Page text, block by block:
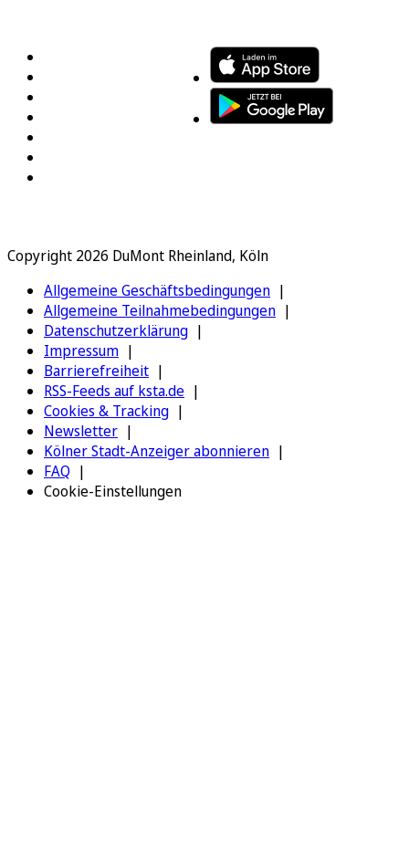
Copyright 2026 DuMont Rheinland, Köln
Allgemeine Geschäftsbedingungen
Allgemeine Teilnahmebedingungen
Datenschutzerklärung
Impressum
Barrierefreiheit
RSS-Feeds auf ksta.de
Cookies & Tracking
Newsletter
Kölner Stadt-Anzeiger abonnieren
FAQ
Cookie-Einstellungen